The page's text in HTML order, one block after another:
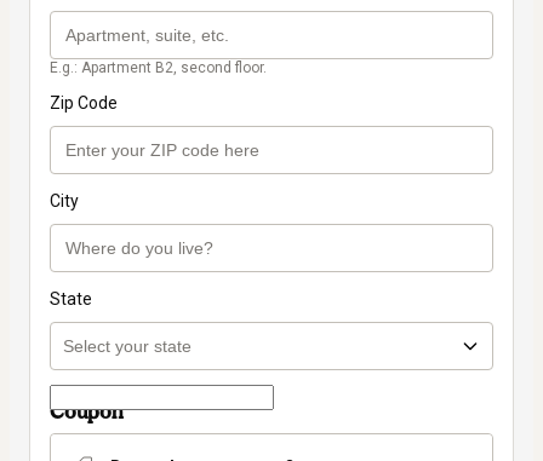
E.g.: Apartment B2, second floor.
Zip Code
City
State
Coupon